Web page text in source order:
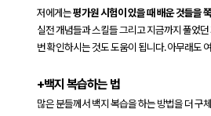
저에게는평가원 시험이 있을 때 배운 것들을
실전 개념들과 스킬들 그리고 지금까지 풀었
번 확인하시는 것도 도움이 됩니다. 아무래도
+백지 복습하는 법
많은 분들께서 백지 복습을 하는 방법을 더 구